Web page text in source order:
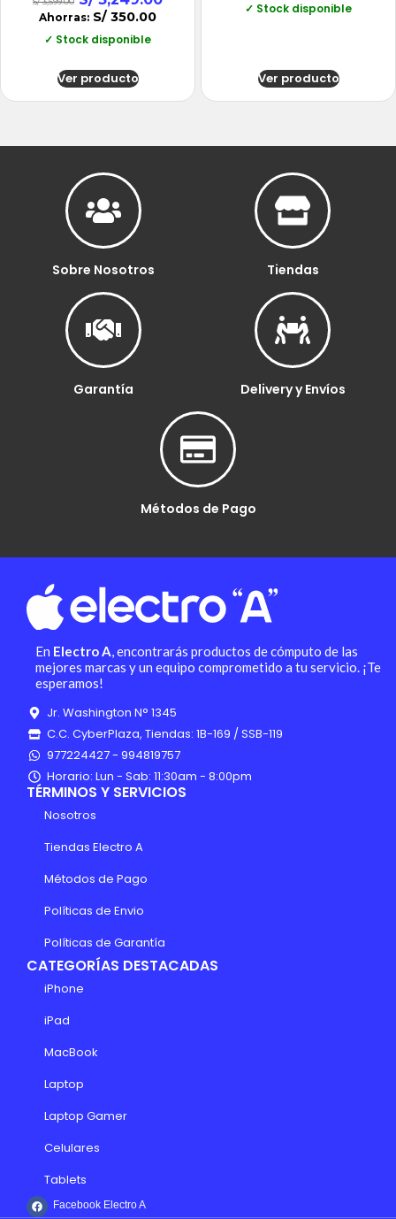
Ahorras: S/ 350.00
✓ Stock disponible
Ver producto
✓ Stock disponible
Ver producto
Sobre Nosotros Tiendas
Garantía Delivery y Envíos
Métodos de Pago
En Electro A, encontrarás productos de cómputo de las
mejores marcas y un equipo comprometido a tu servicio. ¡Te
esperamos!
Jr. Washington N° 1345
C.C. CyberPlaza, Tiendas: 1B-169 / SSB-119
977224427 - 994819757
Horario: Lun - Sab: 11:30am - 8:00pm
TÉRMINOS Y SERVICIOS
Nosotros
Tiendas Electro A
Métodos de Pago
Políticas de Envio
Políticas de Garantía
CATEGORÍAS DESTACADAS
iPhone
iPad
MacBook
Laptop
Laptop Gamer
Celulares
Tablets
Facebook Electro A